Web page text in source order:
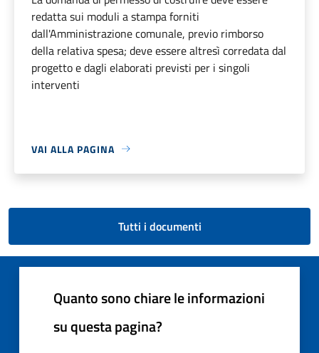
redatta sui moduli a stampa forniti
dall'Amministrazione comunale, previo rimborso
della relativa spesa; deve essere altresì corredata dal
progetto e dagli elaborati previsti per i singoli
interventi
VAI ALLA PAGINA
Tutti i documenti
Quanto sono chiare le informazioni
su questa pagina?